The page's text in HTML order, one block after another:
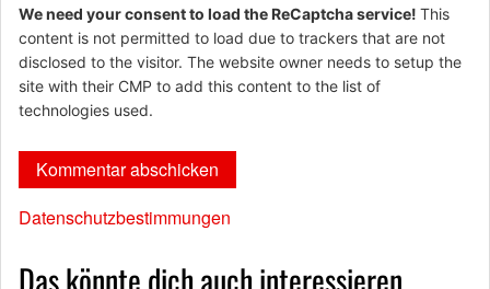
We need your consent to load the ReCaptcha service! This
content is not permitted to load due to trackers that are not
disclosed to the visitor. The website owner needs to setup the
site with their CMP to add this content to the list of
technologies used.
Datenschutzbestimmungen
Das könnte dich auch interessieren